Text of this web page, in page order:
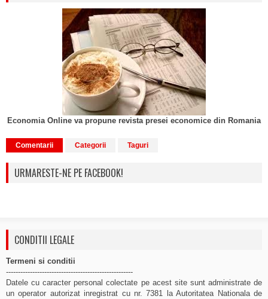
Economia Online va propune revista presei economice din Romania
Comentarii Categorii Taguri
URMARESTE-NE PE FACEBOOK!
CONDITII LEGALE
Termeni si conditii
-----------------------------------------------------
Datele cu caracter personal colectate pe acest site sunt administrate de
un operator autorizat inregistrat cu nr. 7381 la Autoritatea Nationala de